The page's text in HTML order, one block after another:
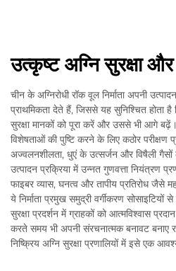
उत्कृष्ट अग्नि सुरक्षा
चीन के अग्निरोधी रॉक वूल निर्माता अपनी
प्राथमिकता देते हैं, जिससे यह सुनिश्चित होता है
सुरक्षा मानकों को पूरा करें और उससे भी आगे
विशेषताओं की पुष्टि करने के लिए कठोर परीक्षण
अज्वलनशीलता, धुएं के उत्सर्जन और विषैली गैसों
उत्पादन प्रक्रिया में उन्नत गुणवत्ता नियंत्रण
फाइबर व्यास, घनत्व और तापीय प्रतिरोध जैसे
ये निर्माता प्रमुख समुद्री वर्गीकरण
सुरक्षा प्रदर्शन में ग्राहकों को आत्मविश्वास
करते समय भी अपनी संरचनात्मक बनावट बनाए
निष्क्रिय अग्नि सुरक्षा प्रणालियों में इसे एक